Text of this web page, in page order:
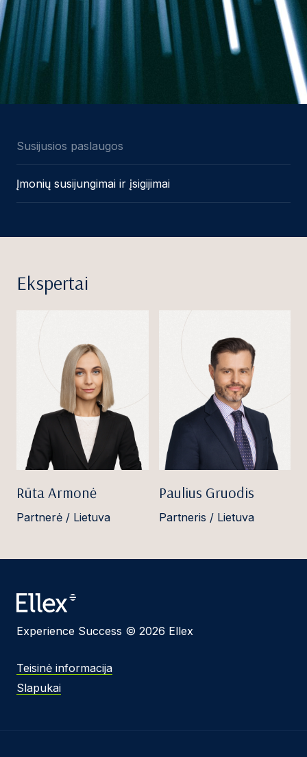
Susijusios paslaugos
Įmonių susijungimai ir įsigijimai
Ekspertai
Rūta Armonė
Partnerė / Lietuva
Paulius Gruodis
Partneris / Lietuva
Experience Success © 2026 Ellex
Teisinė informacija
Slapukai